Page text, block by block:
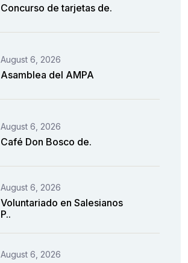
Concurso de tarjetas de.
August 6, 2026
Asamblea del AMPA
August 6, 2026
Café Don Bosco de.
August 6, 2026
Voluntariado en Salesianos
P..
August 6, 2026